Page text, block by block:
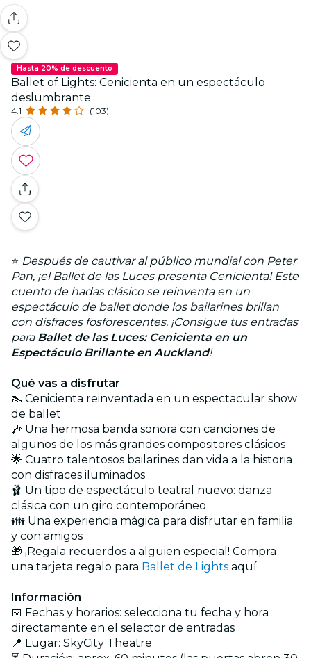
Hasta 20% de descuento
Ballet of Lights: Cenicienta en un espectáculo
deslumbrante
4.1 (103)
⭐ Después de cautivar al público mundial con Peter
Pan, ¡el Ballet de las Luces presenta Cenicienta! Este
cuento de hadas clásico se reinventa en un
espectáculo de ballet donde los bailarines brillan
con disfraces fosforescentes. ¡Consigue tus entradas
para Ballet de las Luces: Cenicienta en un
Espectáculo Brillante en Auckland!
Qué vas a disfrutar
👠 Cenicienta reinventada en un espectacular show
de ballet
🎶 Una hermosa banda sonora con canciones de
algunos de los más grandes compositores clásicos
🌟 Cuatro talentosos bailarines dan vida a la historia
con disfraces iluminados
🩰 Un tipo de espectáculo teatral nuevo: danza
clásica con un giro contemporáneo
👪 Una experiencia mágica para disfrutar en familia
y con amigos
🎁 ¡Regala recuerdos a alguien especial! Compra
una tarjeta regalo para Ballet de Lights aquí
Información
📅 Fechas y horarios: selecciona tu fecha y hora
directamente en el selector de entradas
📍 Lugar: SkyCity Theatre